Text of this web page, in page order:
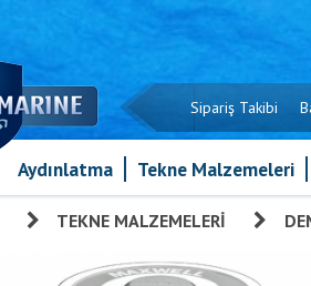
Sipariş Takibi
Aydınlatma Tekne Malzemeleri
TEKNE MALZEMELERI